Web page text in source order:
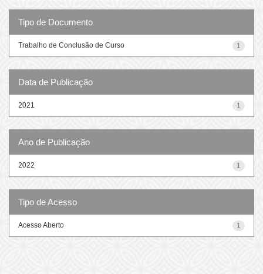
Tipo de Documento
1
Trabalho de Conclusão de Curso
Data de Publicação
1
2021
Ano de Publicação
1
2022
Tipo de Acesso
1
Acesso Aberto